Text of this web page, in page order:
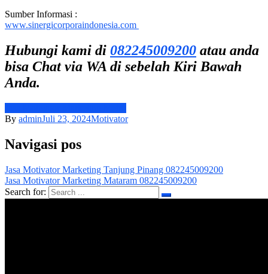
Sumber Informasi :
www.sinergicorporaindonesia.com
Hubungi kami di 082245009200 atau anda
bisa Chat via WA di sebelah Kiri Bawah
Anda.
By adminJuli 23, 2024Motivator
Navigasi pos
Jasa Motivator Marketing Tanjung Pinang 082245009200
Jasa Motivator Marketing Mataram 082245009200
Search for: